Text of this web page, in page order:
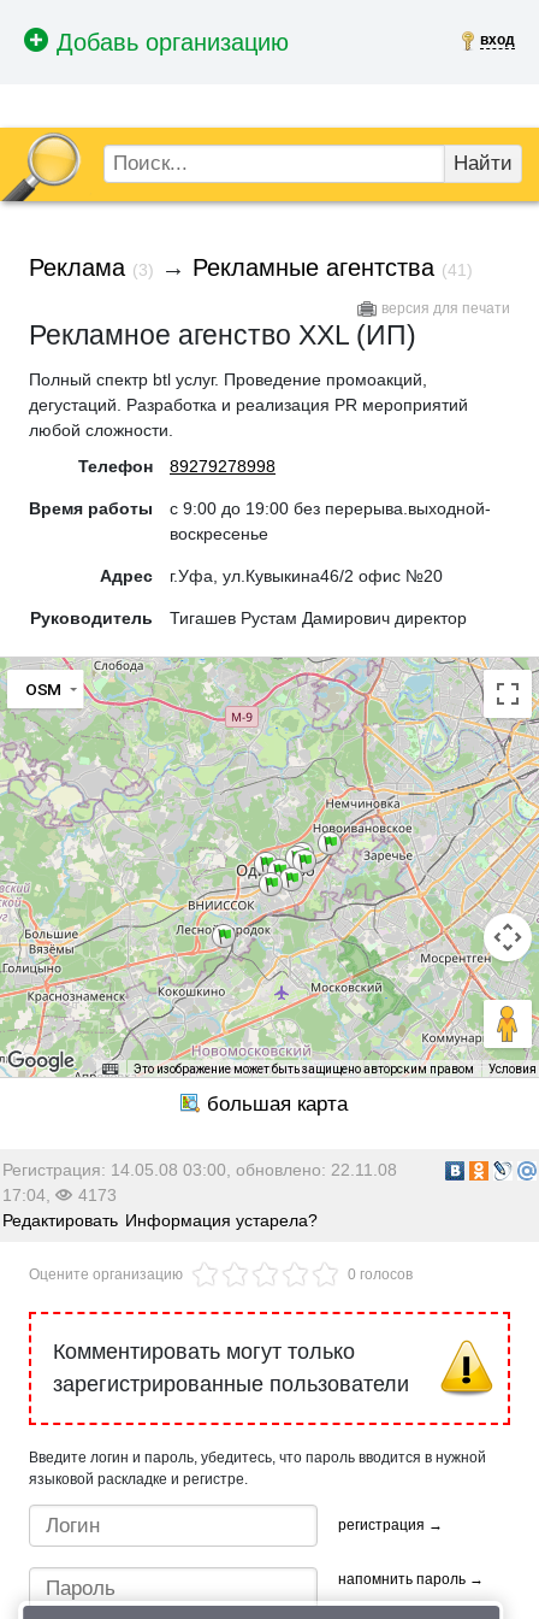
вход
Найти
Реклама (3) → Рекламные агентства (41)
версия для печати
Рекламное агенство XXL (ИП)
Полный спектр btl услуг. Проведение промоакций,
дегустаций. Разработка и реализация PR мероприятий
любой сложности.
Телефон
89279278998
Время работы
с 9:00 до 19:00 без перерыва.выходной-
воскресенье
Адрес г.Уфа, ул.Кувыкина46/2 офис №20
Руководитель Тигашев Рустам Дамирович директор
OSM
Это изображение может быть защищено авторским правом Условия
Регистрация: 14.05.08 03:00, обновлено: 22.11.08
17:04,
4173
Редактировать Информация устарела?
Оцените организацию 0 голосов
Комментировать могут только
зарегистрированные пользователи
Введите логин и пароль, убедитесь, что пароль вводится в нужной
языковой раскладке и регистре.
регистрация →
напомнить пароль →